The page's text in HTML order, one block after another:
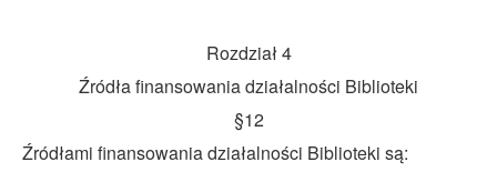
Rozdział 4
Źródła finansowania działalności Biblioteki
§12
Źródłami finansowania działalności Biblioteki są: